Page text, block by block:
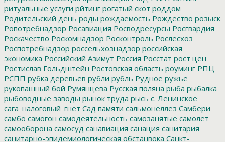
ритуальные услуги рйтинг рогатый скот роддом
Родительский день роды рождаемость Рождество розыск
Ропотребнадзор Росавиация Росводресурсы Росгвардия
Роскачество Роскомнадзор Росконтроль Рослесхоз
Роспотребнадзор россельхознадзор российская
экономика Российский Азимут Россия Росстат рост цен
Ростислав Гольдштейн Ростовская область роуминг РПЦ
РСПП рубка деревьев рубли рубль Рудное ружье
рукопашный бой Румянцева Русская поляна рыба рыбалка
рыбоводные заводы рынок труда рысь с. Ленинское
сага_налоговый_гнет Сад памяти сальмонеллез Самбери
самбо самогон самодеятельность самозанятые самолет
самооборона самосуд санавиация санация санитария
санитарно-эпидемиологическая обстанвока Санкт-